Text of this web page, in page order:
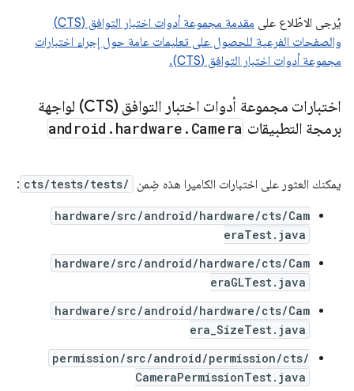
يُرجى الاطّلاع على
مقدمة مجموعة أدوات اختبار التوافق (CTS)
والصفحات الفرعية للحصول على تعليمات عامة حول إجراء اختبارات
مجموعة أدوات اختبار التوافق (CTS).
اختبارات مجموعة أدوات اختبار التوافق (CTS) لواجهة
برمجة التطبيقات
android . hardware . Camera
يمكنك العثور على اختبارات الكاميرا هذه ضِمن cts/tests/tests/
:
hardware/src/android/hardware/cts/Cam
eraTest.java
hardware/src/android/hardware/cts/Cam
eraGLTest.java
hardware/src/android/hardware/cts/Cam
era_SizeTest.java
permission/src/android/permission/cts/
CameraPermissionTest.java